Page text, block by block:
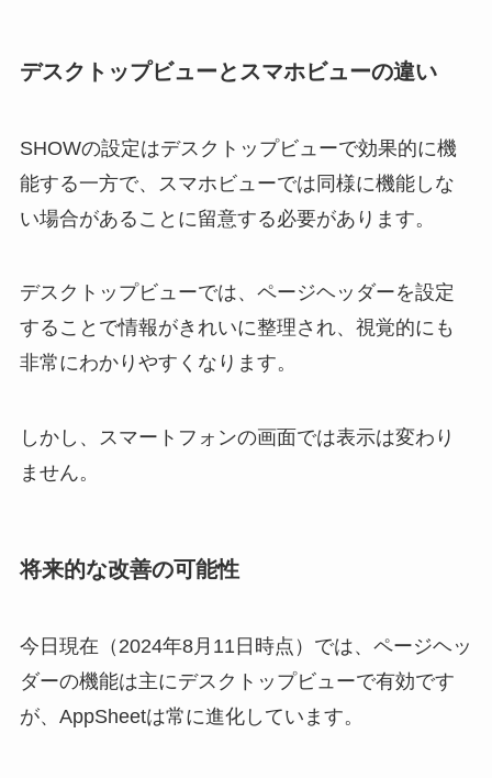
デスクトップビューとスマホビューの違い
SHOWの設定はデスクトップビューで効果的に機
能する一方で、スマホビューでは同様に機能しな
い場合があることに留意する必要があります。
デスクトップビューでは、ページヘッダーを設定
することで情報がきれいに整理され、視覚的にも
非常にわかりやすくなります。
しかし、スマートフォンの画面では表示は変わり
ません。
将来的な改善の可能性
今日現在（2024年8月11日時点）では、ページヘッ
ダーの機能は主にデスクトップビューで有効です
が、AppSheetは常に進化しています。